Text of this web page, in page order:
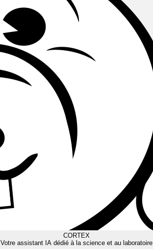
CORTEX
Votre assistant IA dédié à la science et au laboratoire